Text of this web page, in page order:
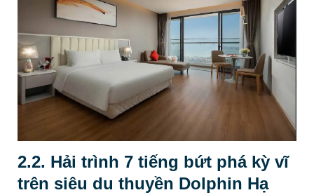
2.2. Hải trình 7 tiếng bứt phá kỳ vĩ
trên siêu du thuyền Dolphin Hạ